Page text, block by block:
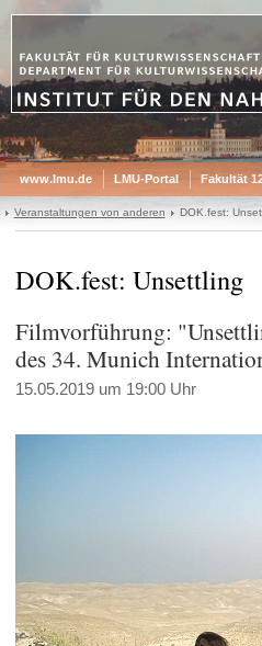
www.lmu.de LMU-Portal Fakultät
Veranstaltungen von anderen DOK.fest:
DOK.fest: Unsettling
Filmvorführung:
des 34. Munich
15.05.2019 um 19:00 Uhr